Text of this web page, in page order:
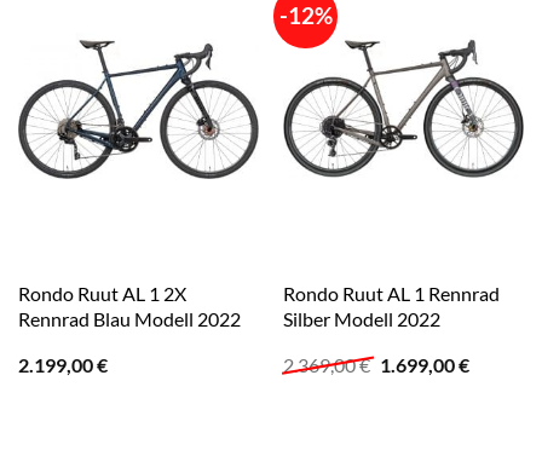
Rondo Ruut AL 1 2X
Rennrad Blau Modell 2022
2.199,00€
-12%
Rondo Ruut AL 1 Rennrad
Silber Modell 2022
2.369,00€ Ursprünglicher
1.699,00€